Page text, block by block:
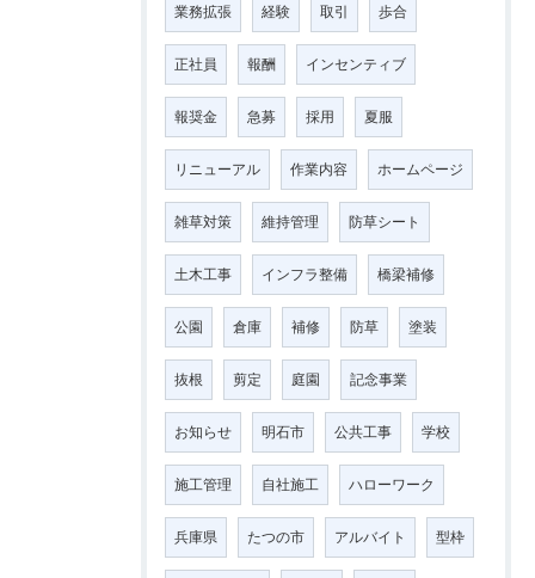
業務拡張 経験 取引 歩合
正社員 報酬 インセンティブ
報奨金 急募 採用 夏服
リニューアル 作業内容 ホームページ
雑草対策 維持管理 防草シート
土木工事 インフラ整備 橋梁補修
公園 倉庫 補修 防草 塗装
抜根 剪定 庭園 記念事業
お知らせ 明石市 公共工事 学校
施工管理 自社施工 ハローワーク
兵庫県 たつの市 アルバイト 型枠